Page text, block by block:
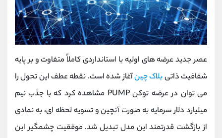
عصر جدید عرضه‌ های اولیه با استانداردی کاملاً متفاوت و بر پایه
شفافیت ذاتیبلاک ‌چینآغاز شده است. نقطه عطف این تحول را
می ‌توان در عرضه توکن PUMP مشاهده کرد که با جذب نیم
میلیارد دلار سرمایه به صورت آنچین و تسویه لحظه ‌ای، به نمادی
از بازگشت قدرتمند این مدل تبدیل شد. موفقیت چشمگیر این